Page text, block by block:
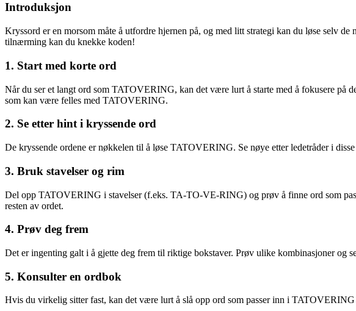
Introduksjon
Kryssord er en morsom måte å utfordre hjernen på, og med litt strategi kan du løse selv
tilnærming kan du knekke koden!
1. Start med korte ord
Når du ser et langt ord som TATOVERING, kan det være lurt å starte med å fokusere på
som kan være felles med TATOVERING.
2. Se etter hint i kryssende ord
De kryssende ordene er nøkkelen til å løse TATOVERING. Se nøye etter ledetråder i
3. Bruk stavelser og rim
Del opp TATOVERING i stavelser (f.eks. TA-TO-VE-RING) og prøv å finne ord som
resten av ordet.
4. Prøv deg frem
Det er ingenting galt i å gjette deg frem til riktige bokstaver. Prøv ulike kombinasjoner og
5. Konsulter en ordbok
Hvis du virkelig sitter fast, kan det være lurt å slå opp ord som passer inn i